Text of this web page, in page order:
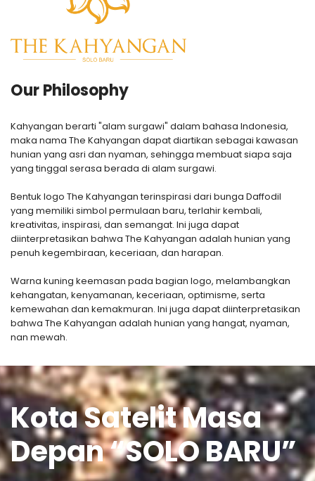
Our Philosophy
Kahyangan berarti "alam surgawi" dalam bahasa Indonesia,
maka nama The Kahyangan dapat diartikan sebagai kawasan
hunian yang asri dan nyaman, sehingga membuat siapa saja
yang tinggal serasa berada di alam surgawi.
Bentuk logo The Kahyangan terinspirasi dari bunga Daffodil
yang memiliki simbol permulaan baru, terlahir kembali,
kreativitas, inspirasi, dan semangat. Ini juga dapat
diinterpretasikan bahwa The Kahyangan adalah hunian yang
penuh kegembiraan, keceriaan, dan harapan.
Warna kuning keemasan pada bagian logo, melambangkan
kehangatan, kenyamanan, keceriaan, optimisme, serta
kemewahan dan kemakmuran. Ini juga dapat diinterpretasikan
bahwa The Kahyangan adalah hunian yang hangat, nyaman,
nan mewah.
Kota Satelit Masa
Depan “SOLO BARU”